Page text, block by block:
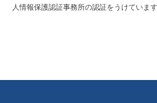
人情報保護認証事務所の認証をうけています